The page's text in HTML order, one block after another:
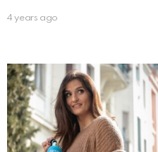
4 years ago